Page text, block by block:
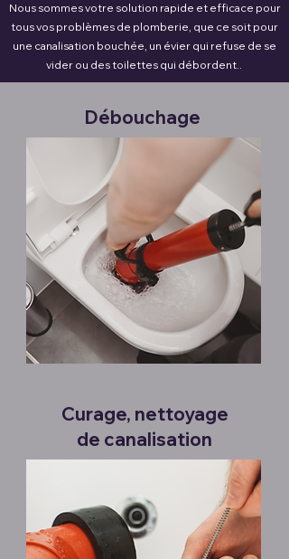
Nous sommes votre solution rapide et efficace pour
tous vos problèmes de plomberie, que ce soit pour
une canalisation bouchée, un évier qui refuse de se
vider ou des toilettes qui débordent..
Débouchage
Curage, nettoyage
de canalisation